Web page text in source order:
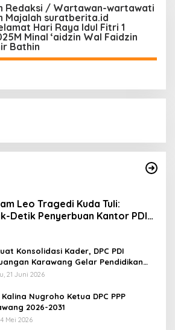
Redaksi / Wartawan-wartawati
Majalah suratberita.id
Hari Raya Idul Fitri 1
Minal ‘aidzin Wal Faidzin
Bathin
Leo Tragedi Kuda Tuli:
Detik Penyerbuan Kantor PDI
1996
Konsolidasi Kader, DPC PDI
Karawang Gelar Pendidikan
dan Haul Bung Karno
21 Juni 2026
Kalina Nugroho Ketua DPC PPP
2026-2031
Mei 2026